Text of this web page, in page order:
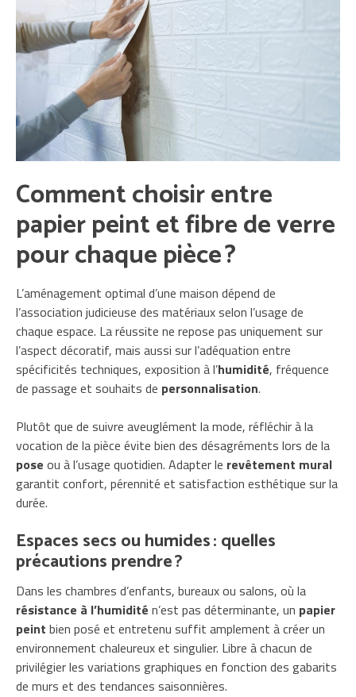
Comment choisir entre
papier peint et fibre de verre
pour chaque pièce ?
L’aménagement optimal d’une maison dépend de
l’association judicieuse des matériaux selon l’usage de
chaque espace. La réussite ne repose pas uniquement sur
l’aspect décoratif, mais aussi sur l’adéquation entre
spécificités techniques, exposition à l’humidité, fréquence
de passage et souhaits de personnalisation.
Plutôt que de suivre aveuglément la mode, réfléchir à la
vocation de la pièce évite bien des désagréments lors de la
pose ou à l’usage quotidien. Adapter le revêtement mural
garantit confort, pérennité et satisfaction esthétique sur la
durée.
Espaces secs ou humides : quelles
précautions prendre ?
Dans les chambres d’enfants, bureaux ou salons, où la
résistance à l’humidité n’est pas déterminante, un papier
peint bien posé et entretenu suffit amplement à créer un
environnement chaleureux et singulier. Libre à chacun de
privilégier les variations graphiques en fonction des gabarits
de murs et des tendances saisonnières.